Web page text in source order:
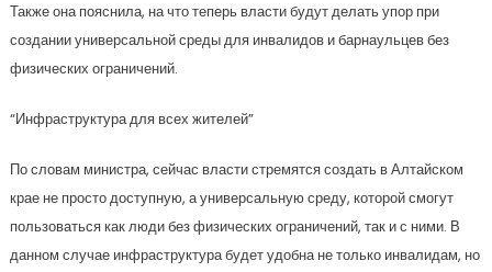
Также она пояснила, на что теперь власти будут делать упор при
создании универсальной среды для инвалидов и барнаульцев без
физических ограничений.
“Инфраструктура для всех жителей”
По словам министра, сейчас власти стремятся создать в Алтайском
крае не просто доступную, а универсальную среду, которой смогут
пользоваться как люди без физических ограничений, так и с ними. В
данном случае инфраструктура будет удобна не только инвалидам, но